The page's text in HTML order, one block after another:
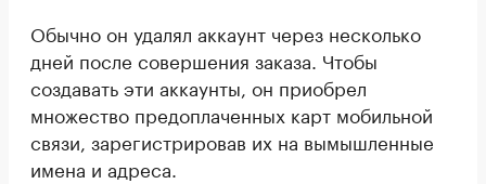
Обычно он удалял аккаунт через несколько
дней после совершения заказа. Чтобы
создавать эти аккаунты, он приобрел
множество предоплаченных карт мобильной
связи, зарегистрировав их на вымышленные
имена и адреса.